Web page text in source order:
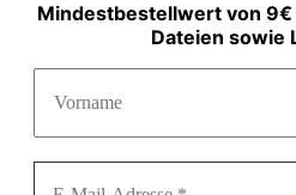
Mindestbestellwert von
Dateien sowie